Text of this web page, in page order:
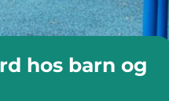
hos barn og